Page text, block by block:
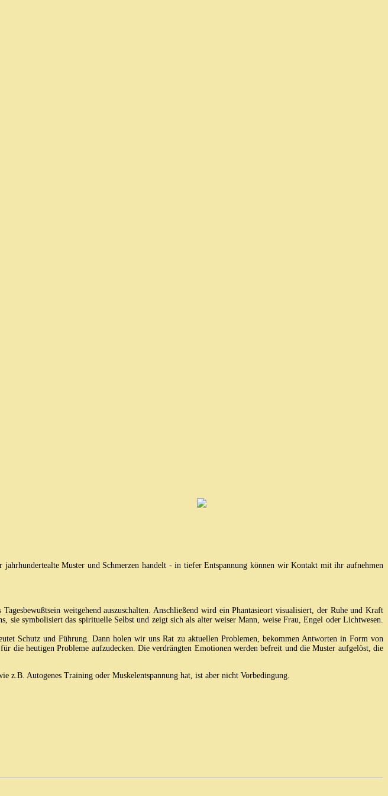
Muster und Schmerzen handelt - in tiefer Entspannung können wir Kontakt mit ihr aufnehmen
weitgehend auszuschalten. Anschließend wird ein Phantasieort visualisiert, der Ruhe und Kraft
symbolisiert das spirituelle Selbst und zeigt sich als alter weiser Mann, weise Frau, Engel oder Lichtwesen.
Schutz und Führung. Dann holen wir uns Rat zu aktuellen Problemen, bekommen Antworten in Form von
die heutigen Probleme aufzudecken. Die verdrängten Emotionen werden befreit und die Muster aufgelöst, die
z.B. Autogenes Training oder Muskelentspannung hat, ist aber nicht Vorbedingung.